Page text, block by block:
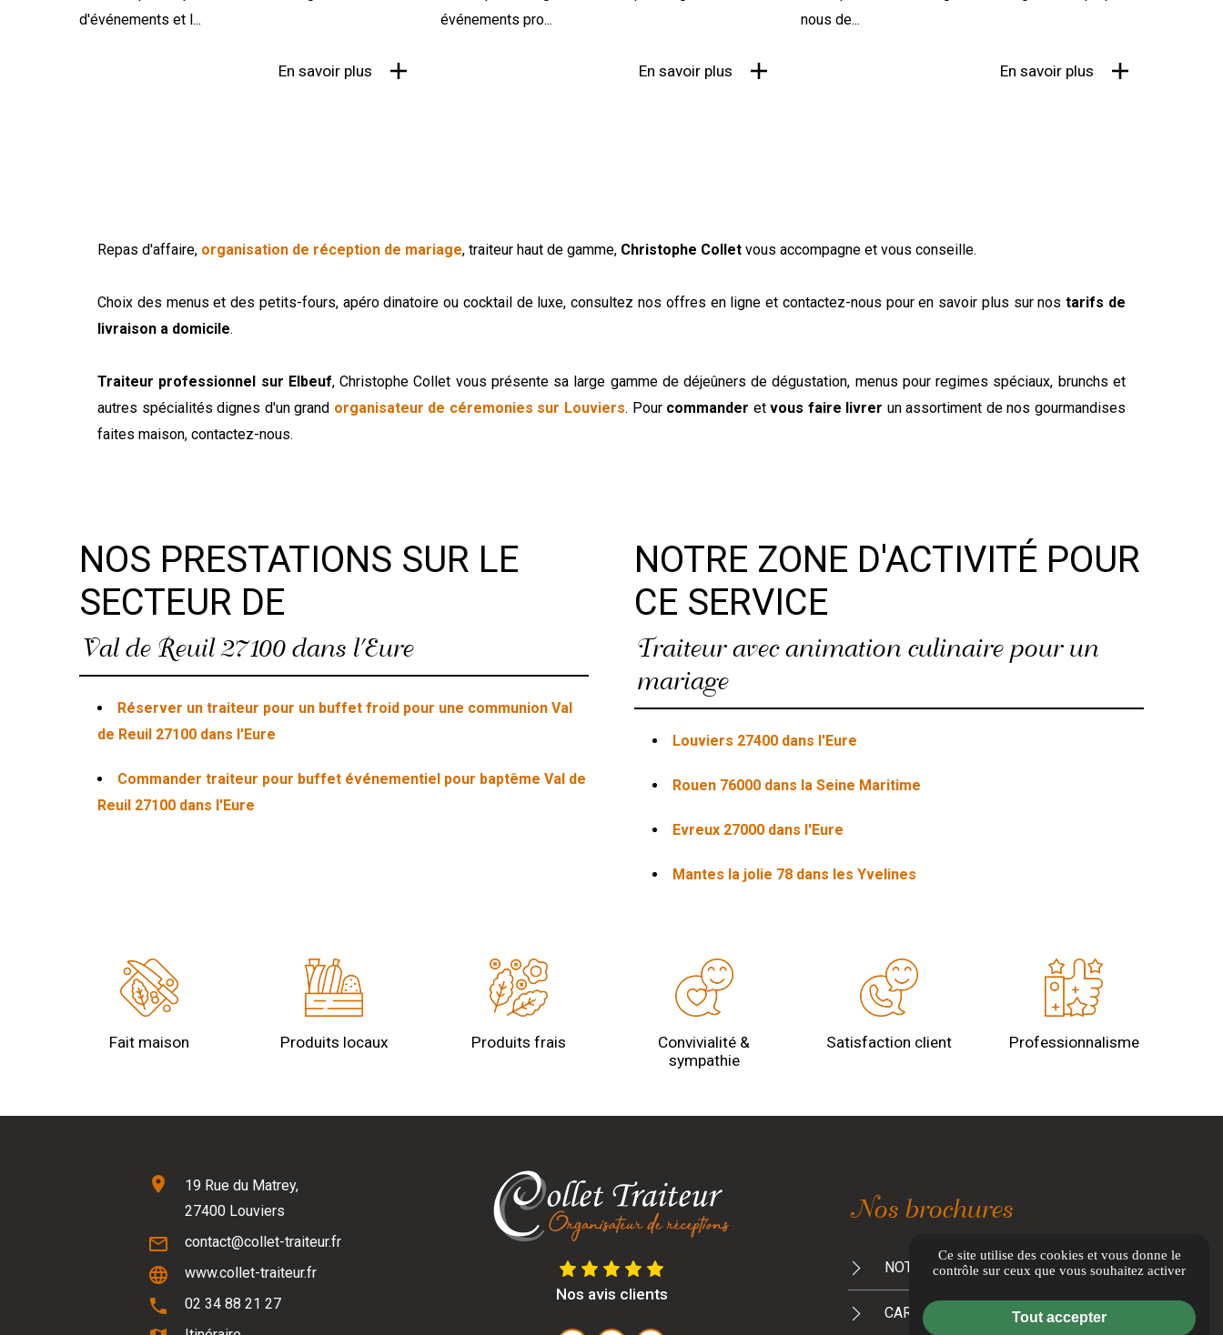
d'événements et l...
En savoir plus
événements pro...
En savoir plus
nous de...
En savoir plus
Repas d'affaire, organisation de réception de mariage, traiteur haut de gamme, Christophe Collet vous accompagne et vous conseille.
Choix des menus et des petits-fours, apéro dinatoire ou cocktail de luxe, consultez nos offres en ligne et contactez-nous pour en savoir plus sur nostarifs de
livraison a domicile.
Traiteur professionnel sur Elbeuf, Christophe Collet vous présente sa large gamme de déjeûners de dégustation, menus pour regimes spéciaux, brunchs et
autres spécialités dignes d'un grand organisateur de céremonies sur Louviers. Pour commander etvous faire livrer un assortiment de nos gourmandises
faites maison, contactez-nous.
NOS PRESTATIONS SUR LE
SECTEUR DE
Val de Reuil 27100 dans l'Eure
Réserver un traiteur pour un buffet froid pour une communion Val
de Reuil 27100 dans l'Eure
Commander traiteur pour buffet événementiel pour baptême Val de
Reuil 27100 dans l'Eure
NOTRE ZONE D'ACTIVITÉ POUR
CE SERVICE
Traiteur avec animation culinaire pour un
mariage
Louviers 27400 dans l'Eure
Rouen 76000 dans la Seine Maritime
Evreux 27000 dans l'Eure
Mantes la jolie 78 dans les Yvelines
Fait maison Produits locaux Produits frais
Convivialité &
sympathie
Satisfaction client Professionnalisme
Nos avis clients
location_on
19 Rue du Matrey,
27400 Louviers
mail_outline contact@collet-traiteur.fr
language www.collet-traiteur.fr
phone 02 34 88 21 27
Nos brochures
NOTRE PROMESSE À LA PLANÈTE
CARTE TRAITEUR 2026/2027
Ce site utilise des cookies et vous donne le
contrôle sur ceux que vous souhaitez activer
Tout accepter